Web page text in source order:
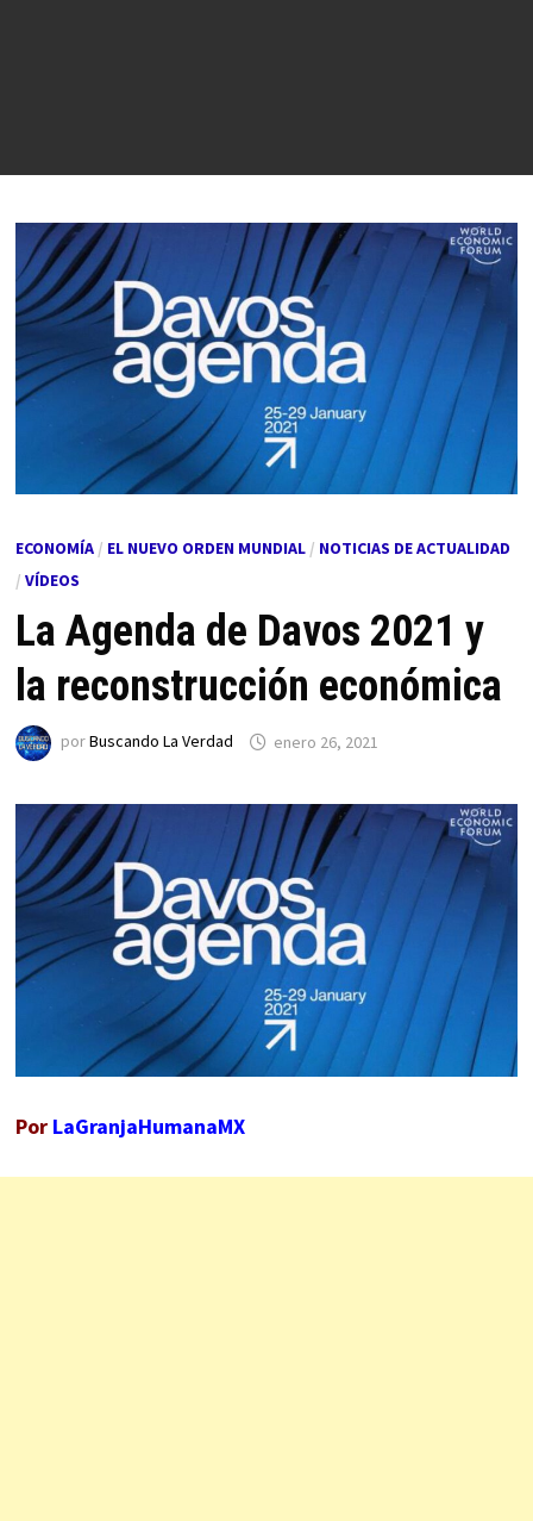
ECONOMÍA/ EL NUEVO ORDEN MUNDIAL/ NOTICIAS DE ACTUALIDAD
/ VÍDEOS
La Agenda de Davos 2021 y
la reconstrucción económica
porBuscando La Verdad enero 26, 2021
Por LaGranjaHumanaMX